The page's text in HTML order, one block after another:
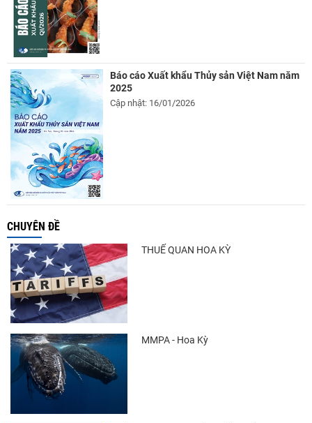
Báo cáo Xuất khẩu Thủy sản Việt Nam năm
2025
Cập nhật: 16/01/2026
CHUYÊN ĐỀ
THUẾ QUAN HOA KỲ
MMPA - Hoa Kỳ